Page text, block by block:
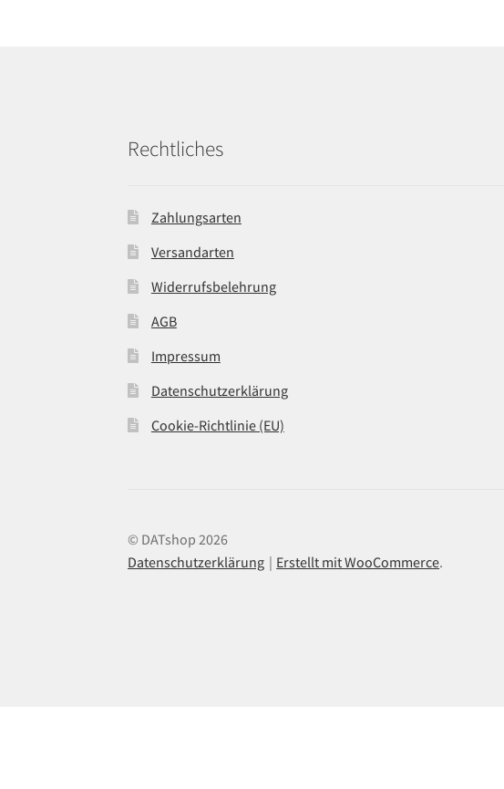
Rechtliches
Zahlungsarten
Versandarten
Widerrufsbelehrung
AGB
Impressum
Datenschutzerklärung
Cookie-Richtlinie (EU)
© DATshop 2026
Datenschutzerklärung
Erstellt mit WooCommerce.